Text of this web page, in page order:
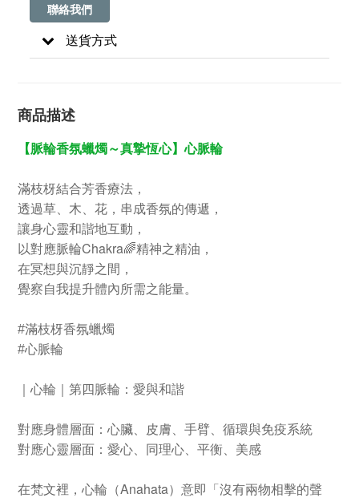
聯絡我們
送貨方式
商品描述
【脈輪香氛蠟燭～真摯恆心】心脈輪
滿枝枒結合芳香療法，
透過草、木、花，串成香氛的傳遞，
讓身心靈和諧地互動，
以對應脈輪Chakra🌈精神之精油，
在冥想與沉靜之間，
覺察自我提升體內所需之能量。
#滿枝枒香氛蠟燭
#心脈輪
｜心輪｜第四脈輪：愛與和諧
對應身體層面：心臟、皮膚、手臂、循環與免疫系統
對應心靈層面：愛心、同理心、平衡、美感
在梵文裡，心輪（Anahata）意即「沒有兩物相擊的聲